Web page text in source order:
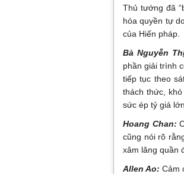
Thủ tướng đã
hóa quyền tự
của Hiến pháp.
Bà Nguyễn
phần giải trình
tiếp tục theo
thách thức,
sức ép tỷ giá
Hoang Chan:
cũng nói rõ
xâm lăng quần
Allen Ao: Cảm